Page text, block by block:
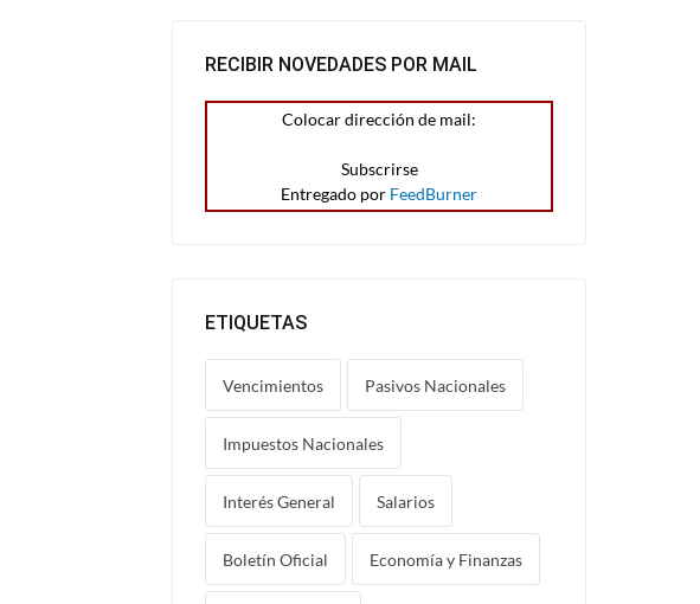
RECIBIR NOVEDADES POR MAIL
Colocar dirección de mail:
Entregado por FeedBurner
ETIQUETAS
Vencimientos Pasivos Nacionales
Impuestos Nacionales
Interés General Salarios
Boletín Oficial Economía y Finanzas